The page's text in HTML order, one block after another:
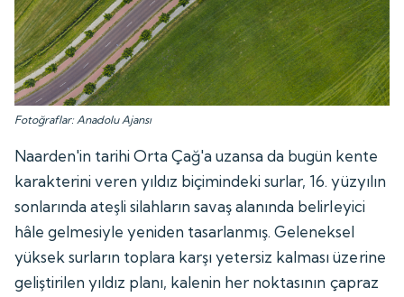
Fotoğraflar: Anadolu Ajansı
Naarden'in tarihi Orta Çağ'a uzansa da bugün kente
karakterini veren yıldız biçimindeki surlar, 16. yüzyılın
sonlarında ateşli silahların savaş alanında belirleyici
hâle gelmesiyle yeniden tasarlanmış. Geleneksel
yüksek surların toplara karşı yetersiz kalması üzerine
geliştirilen yıldız planı, kalenin her noktasının çapraz